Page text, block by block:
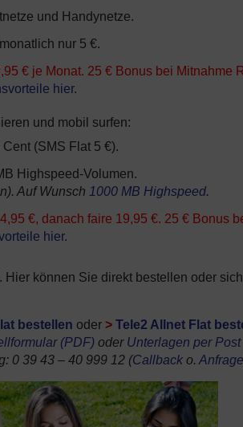
und Handynetze.
nur 5 €.
€ je Monat. 25 € Bonus bei Mitnahme
hier.
und mobil surfen:
(SMS Flat 5 €).
Highspeed-Volumen.
Auf Wunsch 1000 MB Highspeed.
€, danach faire 19,95 €. 25 € Bonus
hier.
können Sie direkt bestellen oder
bestellen oder > Tele2 Allnet Flat
(PDF) oder Unterlagen per Post
0 39 43 – 40 999 12 (Callbacko. Anfrage